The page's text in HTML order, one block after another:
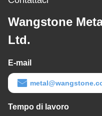
Wangstone
Ltd.
E-mail
Tempo di lavoro